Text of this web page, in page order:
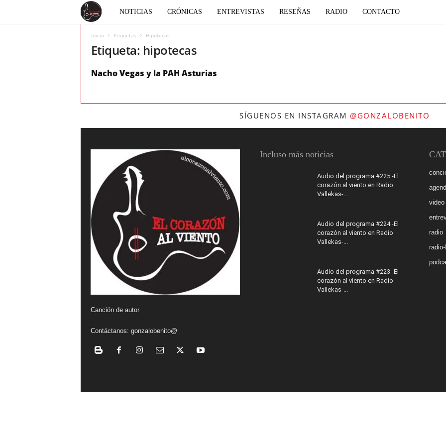
v
o
NOTICIAS CRÓNICAS ENTREVISTAS RESEÑAS RADIO CONTACTO
Inicio Etiquetas Hipotecas
Etiqueta: hipotecas
Nacho Vegas y la PAH Asturias
SÍGUENOS EN INSTAGRAM @GONZALOBENITO
Canción de autor
Contáctanos: gonzalobenito@
Incluso más noticias
Audio del programa #225 -El
corazón al viento en Radio
Vallekas-...
Audio del programa #224 -El
corazón al viento en Radio
Vallekas-...
Audio del programa #223 -El
corazón al viento en Radio
Vallekas-...
video
radio